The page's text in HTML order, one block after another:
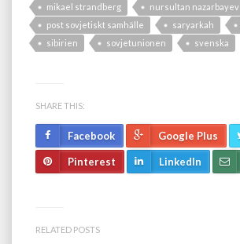
mikael strandberg
nursultan nazarbayev
post sovjetiskt samhälle
saryarkah
sibirien
sovjetunionen svenska
SHARE THIS:
Facebook Google Plus
Pinterest LinkedIn
RELATED POSTS